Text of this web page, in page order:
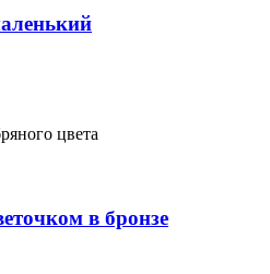
цвета
в бронзе